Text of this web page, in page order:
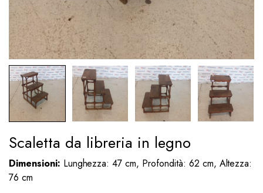
Scaletta da libreria in legno
Dimensioni: Lunghezza: 47 cm, Profondità: 62 cm, Altezza:
76 cm